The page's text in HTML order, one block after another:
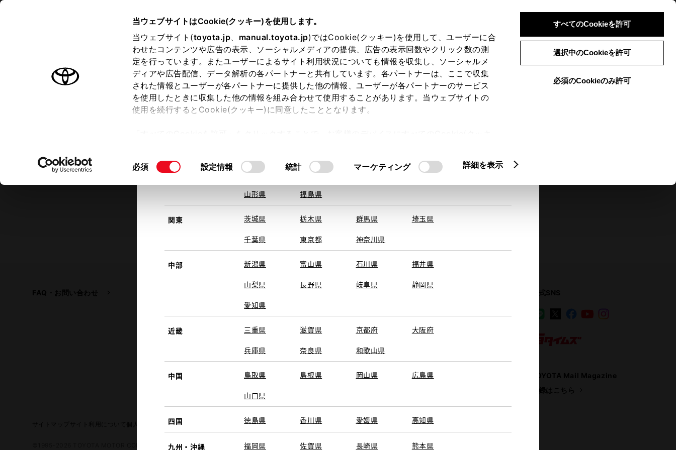
当ウェブサイトはCookie(クッキー)を使用します。
当ウェブサイト(toyota.jp、 manual.toyota.jp)ではCookie(クッキー)を使用して、ユーザーに合
わせたコンテンツや広告の表示、ソーシャルメディアの提供、広告の表示回数やクリック数の測
定を行っています。またユーザーによるサイト利用状況についても情報を収集し、ソーシャルメ
ディアや広告配信、データ解析の各パートナーと共有しています。各パートナーは、ここで収集
された情報とユーザーが各パートナーに提供した他の情報、ユーザーが各パートナーのサービス
を使用したときに収集した他の情報を組み合わせて使用することがあります。当ウェブサイトの
使用を続行するとCookie(クッキー)に同意したこととなります。
て」をご覧ください。
同
必須 設定情報 統計 マーケティング 詳細を表示
すべてのCookieを許可
選択中のCookieを許可
必須のCookieのみ許可
ログイン 検索 メニュー
オーナーサポート トピックス
現在地を取得できませんでした。
該当する地域・都道府県をお選びください。
北海道 旭川 釧路 札幌
東北 青森県 岩手県 宮城県 秋田県
山形県 福島県
関東 茨城県 栃木県 群馬県 埼玉県
千葉県 東京都 神奈川県
中部 新潟県 富山県 石川県 福井県
山梨県 長野県 岐阜県 静岡県
愛知県
近畿 三重県 滋賀県 京都府 大阪府
兵庫県 奈良県 和歌山県
中国 鳥取県 島根県 岡山県 広島県
山口県
四国 徳島県 香川県 愛媛県 高知県
九州・沖縄 福岡県 佐賀県 長崎県 熊本県
トヨタ認定中古車 メニュー
トヨタ認定中古車の魅力 3つの買い方 オンライン購入 お気に入り
申し訳ございません。
何らかの問題が発生しました。
恐れ入りますが、しばらく経ってから再度、お試し下さい。
FAQ・お問い合わせ
トヨタイムズ トヨタ中古車オンラインストア
クルマ買取
トヨタレンタカー
TOYOTA SHARE
トヨタのau/UQ
公式SNS
LINE Facebook
YouTube
TOYOTA Mail Magazine
登録はこちら
サイト利用について 個人情報の取扱いについて TOYOTAアカウント利用規約 反社会的勢力に対する基本方針企業情報 リコール情報
©1995-2026 TOYOTA MOTOR CORPORATION. ALL RIGHTS RESERVED.